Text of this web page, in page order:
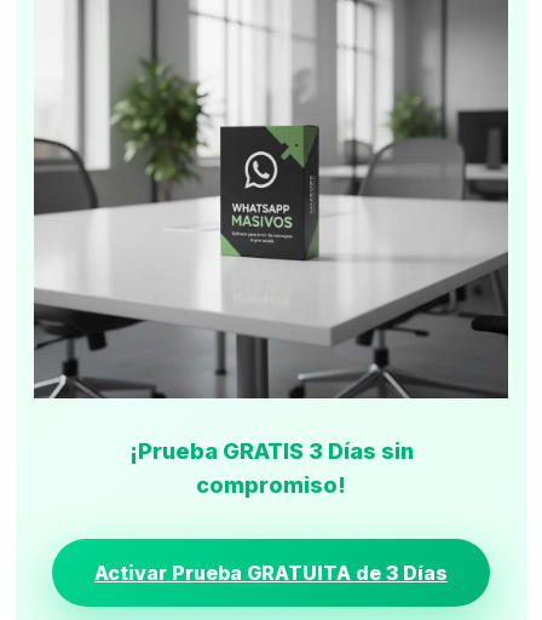
¡Prueba GRATIS 3 Días sin
compromiso!
Activar Prueba GRATUITA de 3 Días